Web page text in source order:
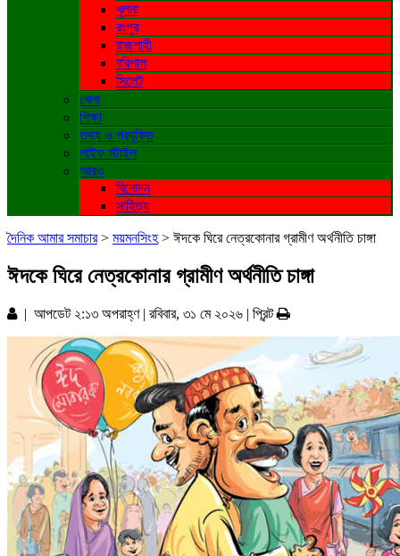
খুলনা
রংপুর
রাজশাহী
বরিশাল
সিলেট
খেলা
শিক্ষা
তথ্য ও প্রযুক্তি
লাইফ স্টাইল
আরও
বিনোদন
সাহিত্য
দৈনিক আমার সমাচার> ময়মনসিংহ> ঈদকে ঘিরে নেত্রকোনার গ্রামীণ অর্থনীতি চাঙ্গা
ঈদকে ঘিরে নেত্রকোনার গ্রামীণ অর্থনীতি চাঙ্গা
| আপডেট ২:১৩ অপরাহ্ণ | রবিবার, ৩১ মে ২০২৬ | প্রিন্ট